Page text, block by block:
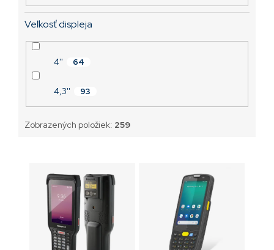
Veľkosť displeja
4'' 64
4,3'' 93
Zobrazených položiek: 259